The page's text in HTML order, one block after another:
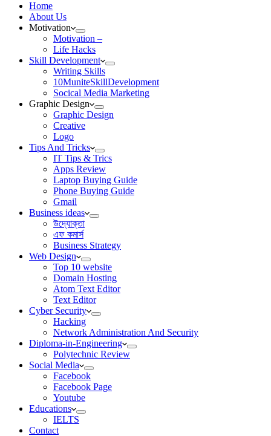
Home
About Us
Motivation
Motivation –
Life Hacks
Skill Development
Writing Skills
10MuniteSkillDevelopment
Socical Media Marketing
Graphic Design
Graphic Design
Creative
Logo
Tips And Tricks
IT Tips & Trics
Apps Review
Laptop Buying Guide
Phone Buying Guide
Gmail
Business ideas
উদ্যোক্তা
এফ কমার্স
Business Strategy
Web Design
Top 10 website
Domain Hosting
Atom Text Editor
Text Editor
Cyber Security
Hacking
Network Administration And Security
Diploma-in-Engineering
Polytechnic Review
Social Media
Facebook
Facebook Page
Youtube
Educations
IELTS
Contact